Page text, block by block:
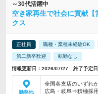
～30代活躍中
空き家再生で社会に貢献
クス
正社員 職種・業種未経験OK
第二新卒歓迎 転勤なし
情報更新日：2026/07/27 終了予定
勤務地
全国各支店のいずれ
広島・岐阜⇒積極採